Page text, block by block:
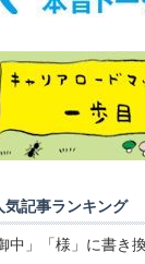
気記事ランキング
中」「様」に書き